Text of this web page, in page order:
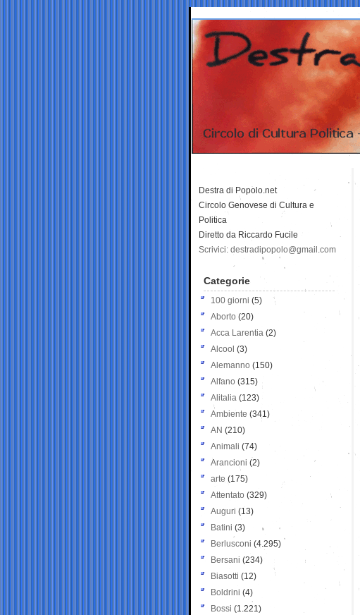
Destra di Popolo.net
Circolo Genovese di Cultura e
Politica
Diretto da Riccardo Fucile
Scrivici: destradipopolo@gmail.com
Categorie
100 giorni (5)
Aborto (20)
Acca Larentia (2)
Alcool (3)
Alemanno (150)
Alfano (315)
Alitalia (123)
Ambiente (341)
AN (210)
Animali (74)
Arancioni (2)
arte (175)
Attentato (329)
Auguri (13)
Batini (3)
Berlusconi (4.295)
Bersani (234)
Biasotti (12)
Boldrini (4)
Bossi (1.221)